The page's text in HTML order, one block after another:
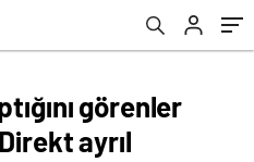
görenler
ayrıl